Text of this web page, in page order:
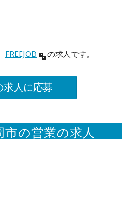
FREEJOB の求人です。
求人に応募
市の営業の求人